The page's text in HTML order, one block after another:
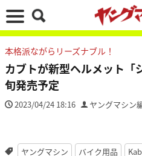
本格派ながらリーズナブル！
カブトが新型ヘルメット「
旬発売予定
2023/04/24 18:16 ヤングマシン
ヤングマシン バイク用品